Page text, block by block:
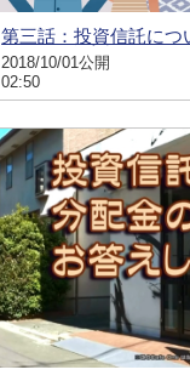
第三話：投資信託につ
2018/10/01公開
02:50